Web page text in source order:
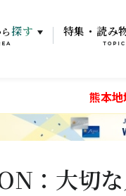
探す 特集・読み
熊本
：大切